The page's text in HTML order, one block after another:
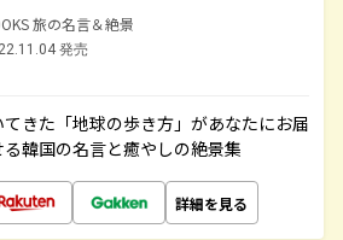
旅の名言＆絶景
発売
きた「地球の歩き方」があなたにお届
韓国の名言と癒やしの絶景集
詳細を見る